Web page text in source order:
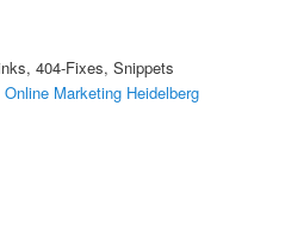
404-Fixes, Snippets
Online Marketing Heidelberg